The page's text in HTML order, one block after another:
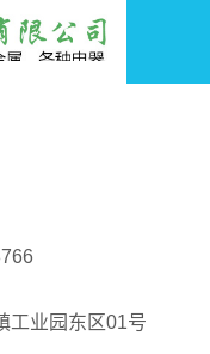
工业园东区01号